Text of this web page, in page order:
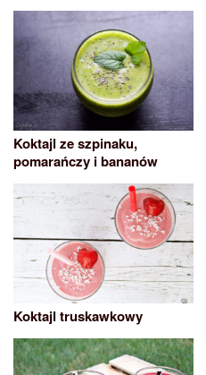
Koktajl ze szpinaku,
pomarańczy i bananów
Koktajl truskawkowy